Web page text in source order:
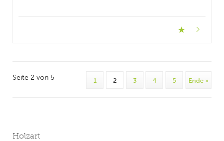
Seite 2 von 5 1 2 3 4 5 Ende »
Holzart